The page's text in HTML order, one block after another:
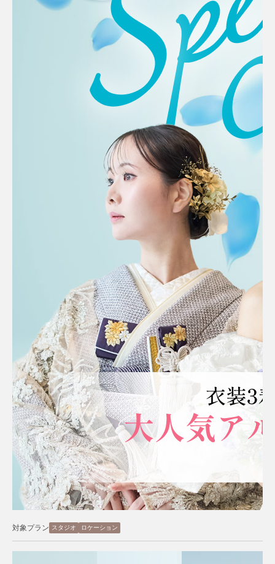
対象プラン スタジオ ロケーション